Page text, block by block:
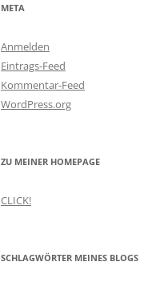
META
Anmelden
Eintrags-Feed
Kommentar-Feed
WordPress.org
ZU MEINER HOMEPAGE
CLICK!
SCHLAGWÖRTER MEINES BLOGS